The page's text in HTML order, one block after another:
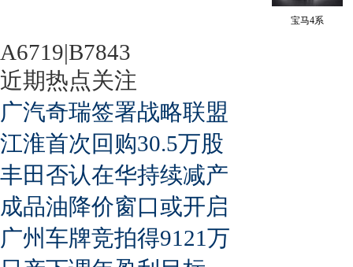
宝马4系
A6719|B7843
近期热点关注
广汽奇瑞签署战略联盟
江淮首次回购30.5万股
丰田否认在华持续减产
成品油降价窗口或开启
广州车牌竞拍得9121万